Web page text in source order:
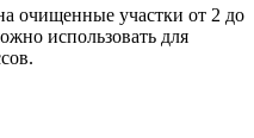
очищенные участки от 2 до
использовать для